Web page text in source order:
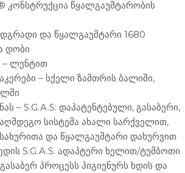
კონსტრუქცია წყალგაუმტარობის
და წყალგაუმტარი 1680
დობი
– ლენტით
– სქელი ზამთრის ბალიში,
– S.G.A.S: დაპატენტებული, გასაბერი,
სისტემა ახალი სარქველით,
და წყალგაუმტარი დახურვით
S.G.A.S. ადაპტერი ხელით/ტუმბოთი
პროცესს ჰიგიენურს ხდის და